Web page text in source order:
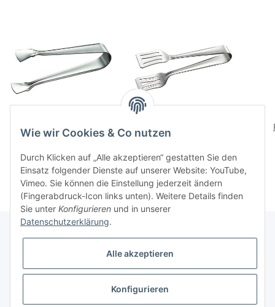
Zuckerzange
13,10 CHF*
18,20 CHF
Gesetzliche Informationen
Wie wir Cookies & Co nutzen
Durch Klicken auf „Alle akzeptieren“ gestatten Sie den
Einsatz folgender Dienste auf unserer Website: YouTube,
Vimeo. Sie können die Einstellung jederzeit ändern
(Fingerabdruck-Icon links unten). Weitere Details finden
Sie unter Konfigurieren und in unserer
Datenschutzerklärung.
Alle akzeptieren
Konfigurieren